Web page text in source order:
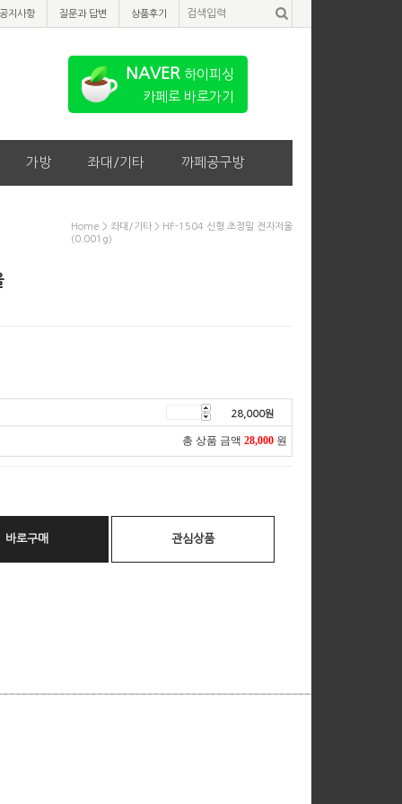
공지사항 질문과 답변 상품후기
가방 좌대/기타 까페공구방
NAVER 하이피싱
카페로 바로가기
Home > 좌대/기타> HF-1504 신형 초정밀 전자저울
(0.001g)
28,000원
총 상품 금액 28,000 원
바로구매 관심상품